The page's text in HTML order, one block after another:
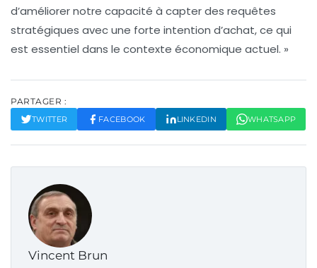
d’améliorer notre capacité à capter des requêtes
stratégiques avec une forte intention d’achat, ce qui
est essentiel dans le contexte économique actuel. »
PARTAGER :
TWITTER FACEBOOK LINKEDIN WHATSAPP
Vincent Brun